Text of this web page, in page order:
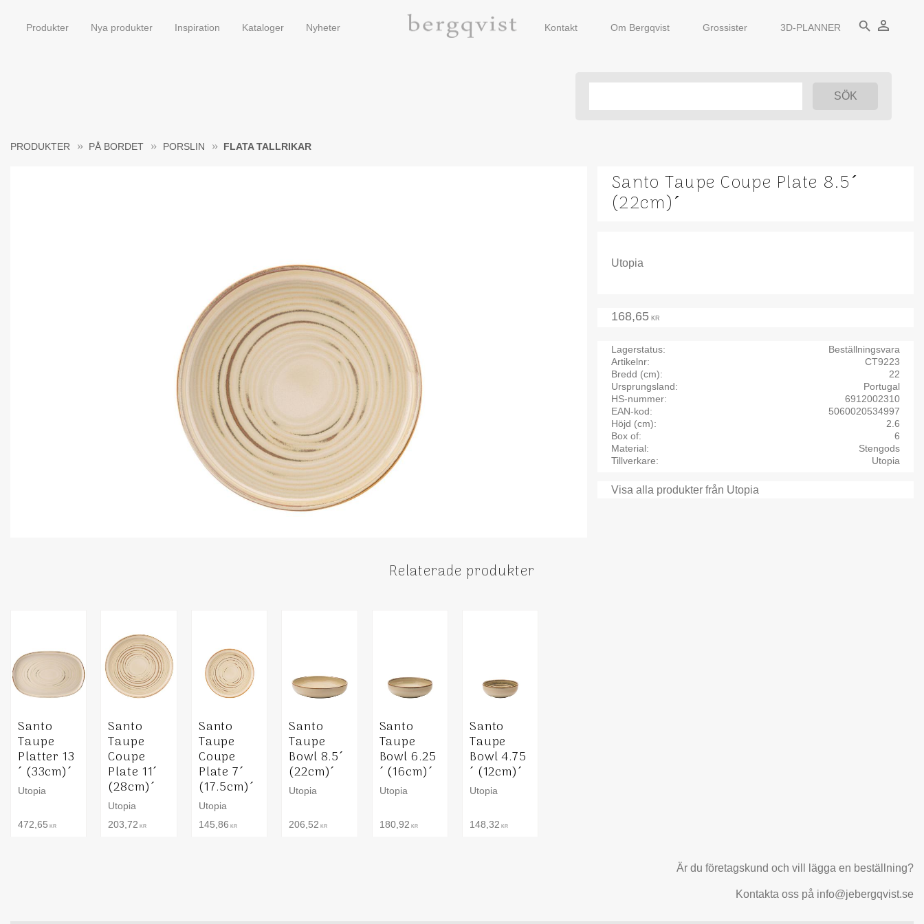
Produkter Nya produkter Inspiration Kataloger Nyheter Kontakt Om Bergqvist Grossister 3D-PLANNER search person_outline
PRODUKTER PÅ BORDET PORSLIN FLATA TALLRIKAR
Santo Taupe Coupe Plate 8.5´
(22cm)´
Utopia
168,65 KR
Lagerstatus
Beställningsvara
Artikelnr
CT9223
Bredd (cm)
22
Ursprungsland
Portugal
HS-nummer
6912002310
EAN-kod
5060020534997
Höjd (cm)
2.6
Box of
6
Material
Stengods
Tillverkare
Utopia
Visa alla produkter från Utopia
Relaterade produkter
Santo
Taupe
Platter 13
´ (33cm)´
Utopia
472,65 KR
Santo
Taupe
Coupe
Plate 11´
(28cm)´
Utopia
203,72 KR
Santo
Taupe
Coupe
Plate 7´
(17.5cm)´
Utopia
145,86 KR
Santo
Taupe
Bowl 8.5´
(22cm)´
Utopia
206,52 KR
Santo
Taupe
Bowl 6.25
´ (16cm)´
Utopia
180,92 KR
Santo
Taupe
Bowl 4.75
´ (12cm)´
Utopia
148,32 KR
Är du företagskund och vill lägga en beställning?
Kontakta oss på info@jebergqvist.se